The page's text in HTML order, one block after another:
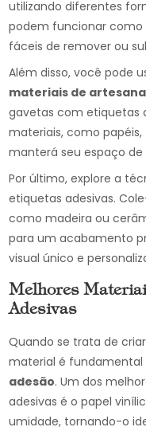
utilizando diferentes
podem funcionar
fáceis de remover ou
Além disso, você pode
materiais de
gavetas com etiquetas
materiais, como
manterá seu espaço
Por último, explore a
etiquetas adesivas.
como madeira ou
para um acabamento
visual único e
Melhores
Adesivas
Quando se trata de
material é fundamental
adesão. Um dos
adesivas é o papel
umidade, tornando-o